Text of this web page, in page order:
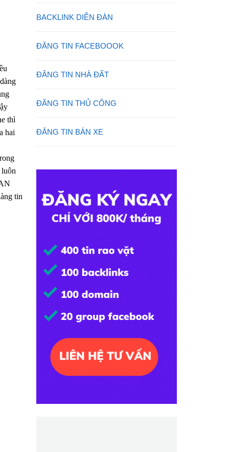
thì
hai
tin
BACKLINK DIỄN ĐÀN
ĐĂNG TIN FACEBOOOK
ĐĂNG TIN NHÀ ĐẤT
ĐĂNG TIN THỦ CÔNG
ĐĂNG TIN BÁN XE